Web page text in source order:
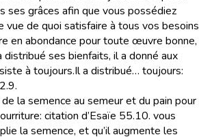
ses grâces afin que vous possédiez
de quoi satisfaire à tous vos besoins
en abondance pour toute œuvre bonne,
distribué ses bienfaits, il a donné aux
à toujours.Il a distribué… toujours:
la semence au semeur et du pain pour
: citation d’Esaïe 55.10. vous
la semence, et qu’il augmente les